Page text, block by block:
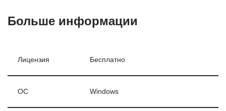
Больше информации
Лицензия Бесплатно
ОС Windows